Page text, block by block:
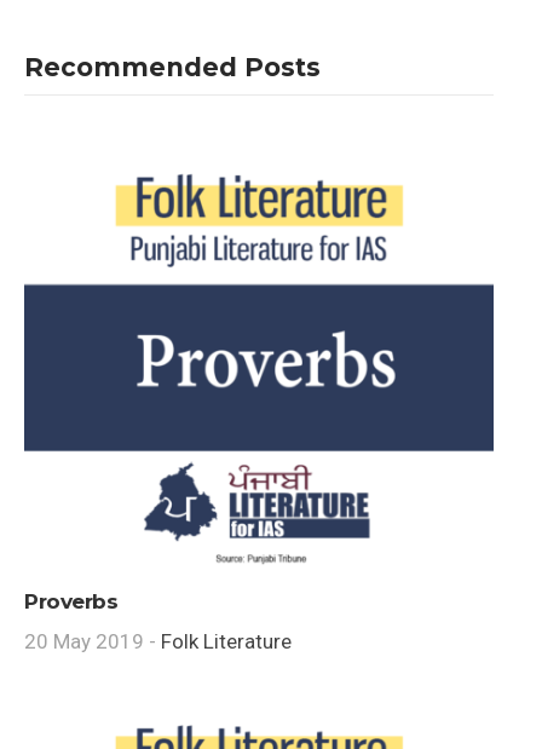
Recommended Posts
Proverbs
20 May 2019 - Folk Literature